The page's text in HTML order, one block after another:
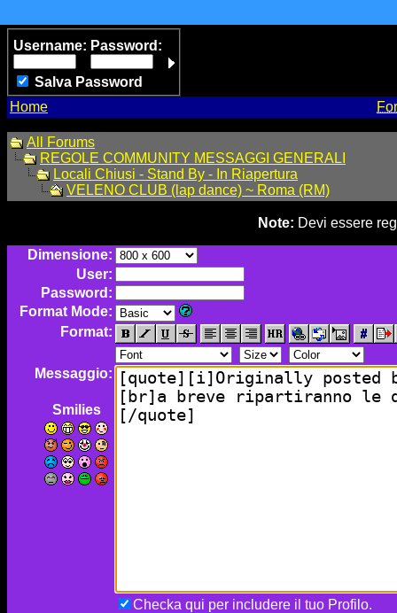
Username: Password:
Salva Password
Home
All Forums
REGOLE COMMUNITY MESSAGGI GENERALI
Locali Chiusi - Stand By - In Riapertura
VELENO CLUB (lap dance) ~ Roma (RM)
Note: Devi essere
Dimensione:
User:
Password:
Format Mode:
Format:
Messaggio:
Smilies
Checka qui per includere il tuo Profilo.